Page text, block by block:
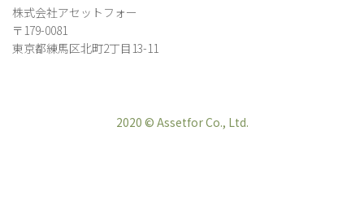
株式会社アセットフォー
〒179-0081
東京都練馬区北町2丁目13-11
2020 © Assetfor Co., Ltd.